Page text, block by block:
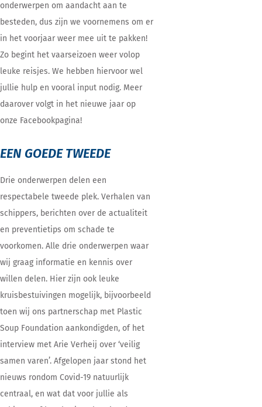
onderwerpen om aandacht aan te
besteden, dus zijn we voornemens om er
in het voorjaar weer mee uit te pakken!
Zo begint het vaarseizoen weer volop
leuke reisjes. We hebben hiervoor wel
jullie hulp en vooral input nodig. Meer
daarover volgt in het nieuwe jaar op
onze Facebookpagina!
EEN GOEDE TWEEDE
Drie onderwerpen delen een
respectabele tweede plek. Verhalen van
schippers, berichten over de actualiteit
en preventietips om schade te
voorkomen. Alle drie onderwerpen waar
wij graag informatie en kennis over
willen delen. Hier zijn ook leuke
kruisbestuivingen mogelijk, bijvoorbeeld
toen wij ons partnerschap met Plastic
Soup Foundation aankondigden, of het
interview met Arie Verheij over ‘veilig
samen varen’. Afgelopen jaar stond het
nieuws rondom Covid-19 natuurlijk
centraal, en wat dat voor jullie als